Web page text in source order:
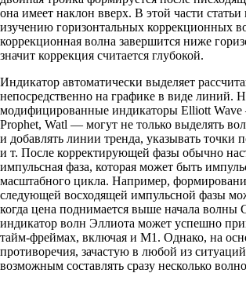
она имеет наклон вверх. В этой части
изучению горизонтальных коррекционных
коррекционная волна завершится ниже
значит коррекция считается глубокой.
Индикатор автоматически выделяет
непосредственно на графике в виде линий.
модифицированные индикаторы Elliott
Prophet, Watl — могут не только выделять
и добавлять линии тренда, указывать точки
и т. После корректирующей фазы обычно
импульсная фаза, которая может быть
масштабного цикла. Например,
следующей восходящей импульсной фазы
когда цена поднимается выше начала волны
индикатор волн Эллиота может успешно
тайм-фреймах, включая и М1. Однако, на
противоречия, зачастую в любой из ситуаций
возможным составлять сразу несколько